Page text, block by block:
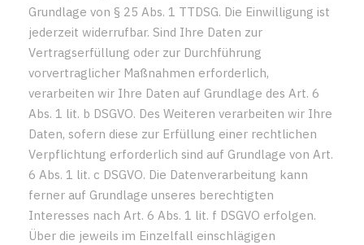
Grundlage von § 25 Abs. 1 TTDSG. Die Einwilligung ist
jederzeit widerrufbar. Sind Ihre Daten zur
Vertragserfüllung oder zur Durchführung
vorvertraglicher Maßnahmen erforderlich,
verarbeiten wir Ihre Daten auf Grundlage des Art. 6
Abs. 1 lit. b DSGVO. Des Weiteren verarbeiten wir Ihre
Daten, sofern diese zur Erfüllung einer rechtlichen
Verpflichtung erforderlich sind auf Grundlage von Art.
6 Abs. 1 lit. c DSGVO. Die Datenverarbeitung kann
ferner auf Grundlage unseres berechtigten
Interesses nach Art. 6 Abs. 1 lit. f DSGVO erfolgen.
Über die jeweils im Einzelfall einschlägigen